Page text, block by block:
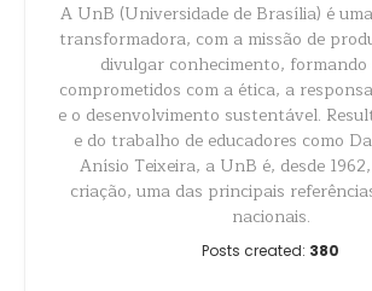
A UnB (Universidade de Brasília) é
transformadora, com a missão de
divulgar conhecimento, formando
comprometidos com a ética, a
e o desenvolvimento sustentável.
e do trabalho de educadores como
Anísio Teixeira, a UnB é, desde
criação, uma das principais
nacionais.
Posts created: 380